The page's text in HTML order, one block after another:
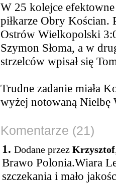
W 25 kolejce
piłkarze Obry Kościan.
Ostrów Wielkopolski
Szymon Słoma, a w
strzelców wpisał się
Trudne zadanie miała
wyżej notowaną Nielbę
Komentarze (21)
1. Dodane przez Krzysztof
Brawo Polonia.Wiara
szczekania i mało